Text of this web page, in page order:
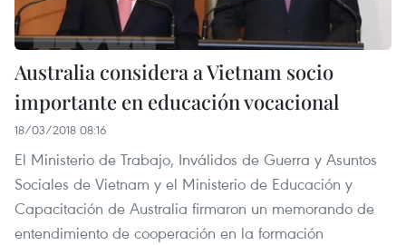
Australia considera a Vietnam socio
importante en educación vocacional
18/03/2018 08:16
El Ministerio de Trabajo, Inválidos de Guerra y Asuntos
Sociales de Vietnam y el Ministerio de Educación y
Capacitación de Australia firmaron un memorando de
entendimiento de cooperación en la formación